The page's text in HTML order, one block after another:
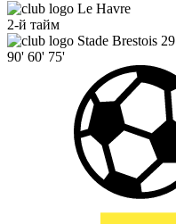
Le Havre
2-й тайм
Stade Brestois 29
90' 60' 75'